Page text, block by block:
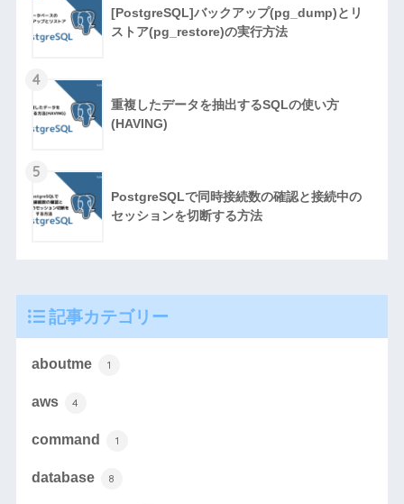
[PostgreSQL]バックアップ(pg_dump)とリ
ストア(pg_restore)の実行方法
4
重複したデータを抽出するSQLの使い方
(HAVING)
5
PostgreSQLで同時接続数の確認と接続中の
セッションを切断する方法
記事カテゴリー
aboutme 1
aws 4
command 1
database 8